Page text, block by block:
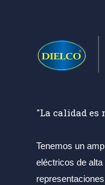
"La calidad es
Tenemos un
eléctricos de